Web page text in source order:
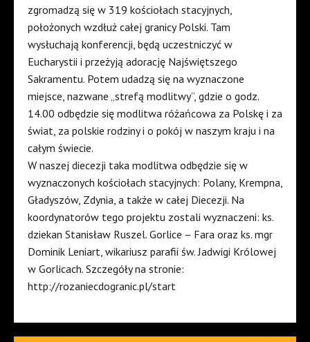
zgromadzą się w 319 kościołach stacyjnych,
położonych wzdłuż całej granicy Polski. Tam
wysłuchają konferencji, będą uczestniczyć w
Eucharystii i przeżyją adorację Najświętszego
Sakramentu. Potem udadzą się na wyznaczone
miejsce, nazwane „strefą modlitwy”, gdzie o godz.
14.00 odbędzie się modlitwa różańcowa za Polskę i za
świat, za polskie rodziny i o pokój w naszym kraju i na
całym świecie.
W naszej diecezji taka modlitwa odbędzie się w
wyznaczonych kościołach stacyjnych: Polany, Krempna,
Gładyszów, Zdynia, a także w całej Diecezji. Na
koordynatorów tego projektu zostali wyznaczeni: ks.
dziekan Stanisław Ruszel. Gorlice – Fara oraz ks. mgr
Dominik Leniart, wikariusz parafii św. Jadwigi Królowej
w Gorlicach. Szczegóły na stronie:
http://rozaniecdogranic.pl/start